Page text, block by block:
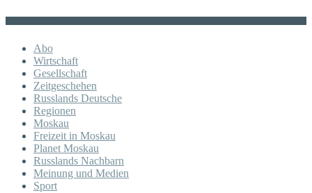
Abo
Wirtschaft
Gesellschaft
Zeitgeschehen
Russlands Deutsche
Regionen
Moskau
Freizeit in Moskau
Planet Moskau
Russlands Nachbarn
Meinung und Medien
Sport